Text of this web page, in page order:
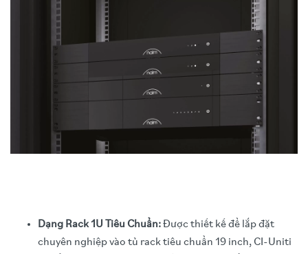
Dạng Rack 1U Tiêu Chuẩn:Được thiết kế để lắp đặt
chuyên nghiệp vào tủ rack tiêu chuẩn 19 inch, CI-Uniti